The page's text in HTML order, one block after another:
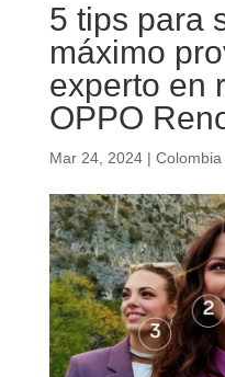
5 tips para
máximo
experto en
OPPO
Mar 24, 2024| Colombia